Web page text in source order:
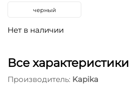
черный
Нет в наличии
Все характеристики
Производитель: Kapika